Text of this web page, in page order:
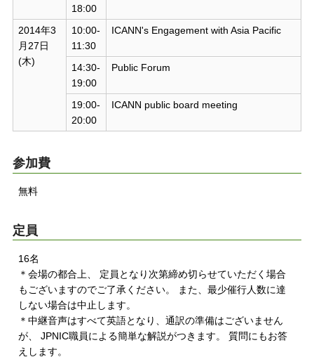
18:00
2014年3
月27日
(木)
10:00-
11:30
ICANN's Engagement with Asia Pacific
14:30-
19:00
Public Forum
19:00-
20:00
ICANN public board meeting
参加費
無料
定員
16名
＊会場の都合上、 定員となり次第締め切らせていただく場合
もございますのでご了承ください。 また、最少催行人数に達
しない場合は中止します。
＊中継音声はすべて英語となり、通訳の準備はございません
が、 JPNIC職員による簡単な解説がつきます。 質問にもお答
えします。